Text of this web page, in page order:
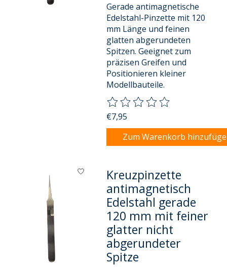
Gerade antimagnetische
Edelstahl-Pinzette mit 120
mm Länge und feinen
glatten abgerundeten
Spitzen. Geeignet zum
präzisen Greifen und
Positionieren kleiner
Modellbauteile.
Die Bewertung dieses
€7,95
Zum Warenkorb
Kreuzpinzette
antimagnetisch
Edelstahl gerade
120 mm mit feiner
glatter nicht
abgerundeter
Spitze